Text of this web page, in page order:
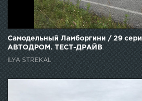
Самодельный Ламборгини / 29
АВТОДРОМ. ТЕСТ-ДРАЙВ
ILYA STREKAL